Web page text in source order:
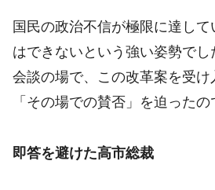
国民の政治不信が極限に達し
はできないという強い姿勢で
会談の場で、この改革案を受
「その場での賛否」を迫ったの
即答を避けた高市総裁